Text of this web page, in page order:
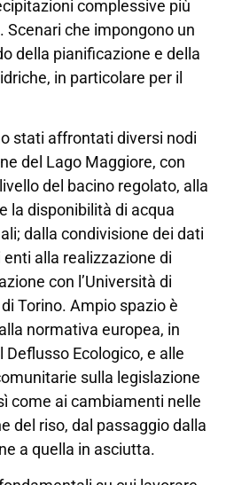
complessive più
Scenari che impongono un
della pianificazione e della
in particolare per il
stati affrontati diversi nodi
del Lago Maggiore, con
del bacino regolato, alla
la disponibilità di acqua
dalla condivisione dei dati
alla realizzazione di
con l’Università di
Torino. Ampio spazio è
normativa europea, in
Ecologico, e alle
sulla legislazione
come ai cambiamenti nelle
del riso, dal passaggio dalla
a quella in asciutta.